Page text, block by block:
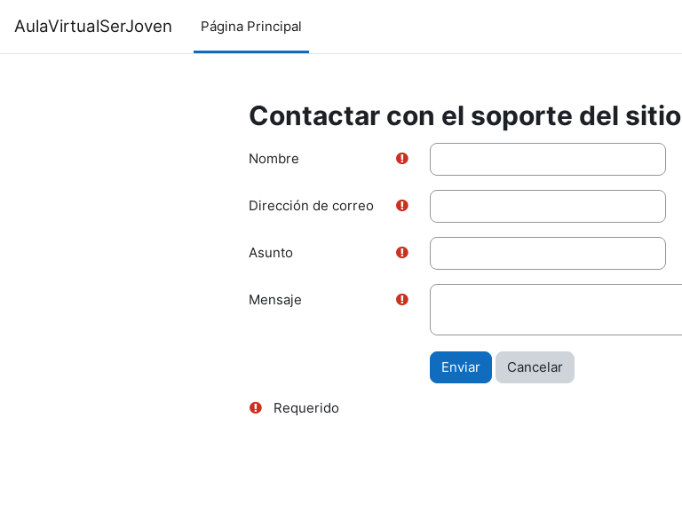
AulaVirtualSerJoven Página Principal
Contactar con el soporte del sitio
Nombre
Dirección de correo
Asunto
Mensaje
Requerido